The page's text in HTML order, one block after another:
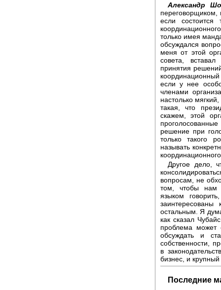
Александр
если состоится
только имея
обсуждался
меня от этой
совета,
принятия
если у нее
членами
настолько
такая, что
скажем, этой
решение при
только такого
называть
Другое дело,
вопросам, не
том, чтобы нам
языком
остальным. Я
как сказал
проблема может
обсуждать и
собственности,
в
бизнес, и
Последние